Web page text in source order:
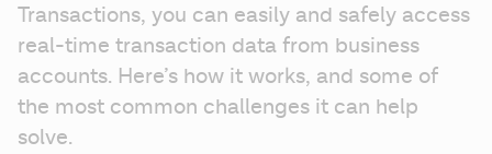
Transactions, you can easily and safely access
real-time transaction data from business
accounts. Here’s how it works, and some of
the most common challenges it can help
solve.